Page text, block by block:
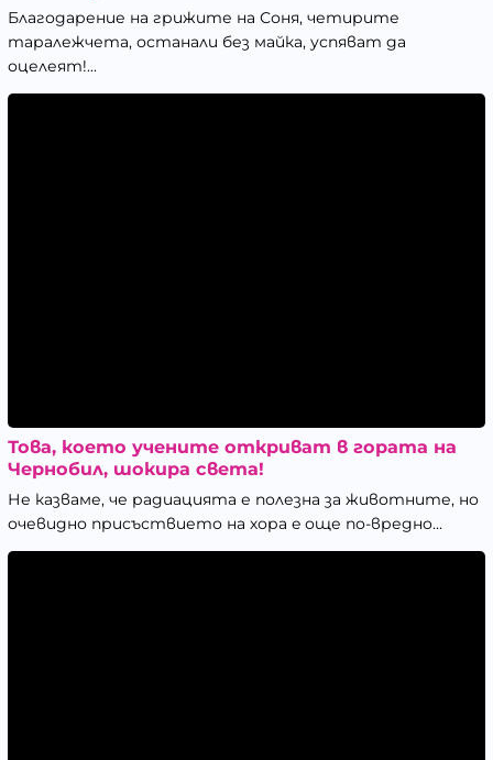
Благодарение на грижите на Соня, четирите
таралежчета, останали без майка, успяват да
оцелеят!...
Това, което учените откриват в гората на
Чернобил, шокира света!
Не казваме, че радиацията е полезна за животните, но
очевидно присъствието на хора e още по-вреднo...